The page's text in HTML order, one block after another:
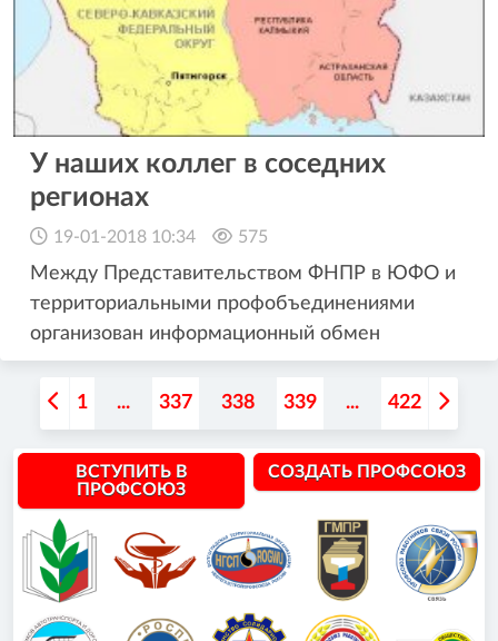
У наших коллег в соседних
регионах
19-01-2018 10:34 575
Между Представительством ФНПР в ЮФО и
территориальными профобъединениями
организован информационный обмен
1 ... 337 338 339 ... 422
ВСТУПИТЬ В
ПРОФСОЮЗ
СОЗДАТЬ ПРОФСОЮЗ